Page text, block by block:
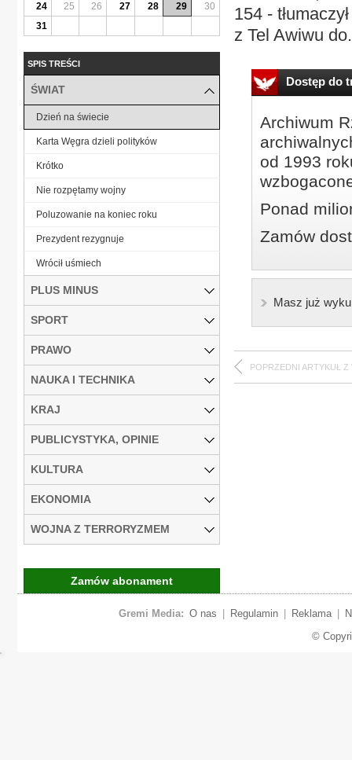
154 -
z Tel Awiwu
Dostęp do
Archiwum
od 1993
Ponad
Zamów
Masz już
POPRZEDNI ARTYKUŁ Z
24
25 26 27 28 29
30
31
SPIS TREŚCI
ŚWIAT
Dzień na świecie
Karta Węgra dzieli polityków
Krótko
Nie rozpętamy wojny
Poluzowanie na koniec roku
Prezydent rezygnuje
Wrócił uśmiech
PLUS MINUS
SPORT
PRAWO
NAUKA I TECHNIKA
KRAJ
PUBLICYSTYKA, OPINIE
KULTURA
EKONOMIA
WOJNA Z TERRORYZMEM
Zamów abonament
Gremi Media: O nas Regulamin Reklama
©